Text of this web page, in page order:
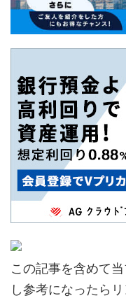
この記事を含めて
し参考になったら